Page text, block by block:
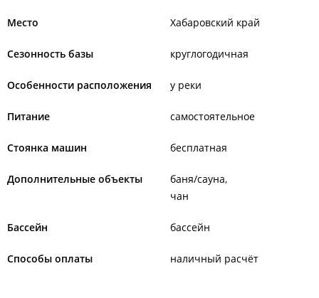
Место Хабаровский край
Сезонность базы круглогодичная
Особенности расположения у реки
Питание самостоятельное
Стоянка машин бесплатная
Дополнительные объекты
баня/сауна
чан
Бассейн бассейн
Способы оплаты наличный расчёт